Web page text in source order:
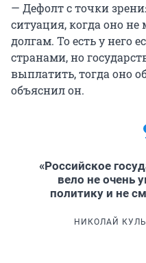
— Дефолт с точки
ситуация, когда оно
долгам. То есть у него
странами, но
выплатить, тогда оно
объяснил он.
«Российское
вело не очень
политику и не
НИКОЛАЙ